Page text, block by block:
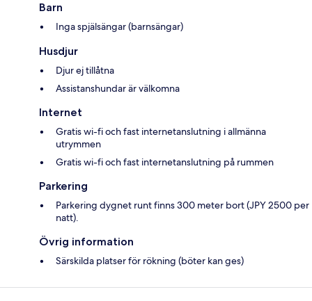
Barn
Inga spjälsängar (barnsängar)
Husdjur
Djur ej tillåtna
Assistanshundar är välkomna
Internet
Gratis wi-fi och fast internetanslutning i allmänna
utrymmen
Gratis wi-fi och fast internetanslutning på rummen
Parkering
Parkering dygnet runt finns 300 meter bort (JPY 2500 per
natt).
Övrig information
Särskilda platser för rökning (böter kan ges)